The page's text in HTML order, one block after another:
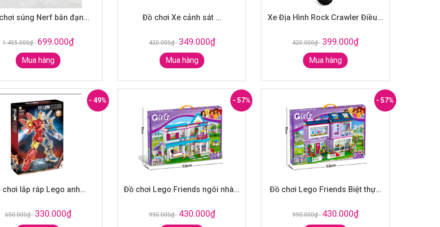
súng Nerf bắn đạn...
1.455.000₫- 699.000₫
Mua hàng
Đồ chơi Xe cảnh sát ...
420.000₫- 349.000₫
Mua hàng
Xe Địa Hình Rock Crawler Điều...
420.000₫- 399.000₫
Mua hàng
- 49%
chơi lắp ráp Lego anh...
650.000₫- 330.000₫
- 57%
Đồ chơi Lego Friends ngôi nhà...
990.000₫- 430.000₫
- 57%
Đồ chơi Lego Friends Biệt thự...
990.000₫- 430.000₫